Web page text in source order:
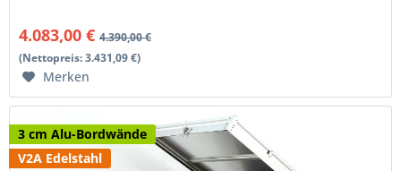
4.083,00 € 4.390,00 €
(Nettopreis: 3.431,09 €)
Merken
3 cm Alu-Bordwände
V2A Edelstahl